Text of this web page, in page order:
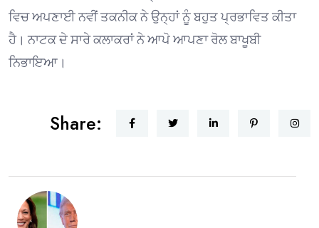
ਵਿਚ ਅਪਣਾਈ ਨਵੀਂ ਤਕਨੀਕ ਨੇ ਉਨ੍ਹਾਂ ਨੂੰ ਬਹੁਤ ਪ੍ਰਭਾਵਿਤ ਕੀਤਾ
ਹੈ। ਨਾਟਕ ਦੇ ਸਾਰੇ ਕਲਾਕਰਾਂ ਨੇ ਆਪੋ ਆਪਣਾ ਰੋਲ ਬਾਖੂਬੀ
ਨਿਭਾਇਆ।
Share: